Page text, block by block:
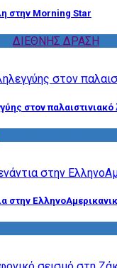
στην Morning Star
ΔΙΕΘΝΗΣ ΔΡΑΣΗ
στον
στην